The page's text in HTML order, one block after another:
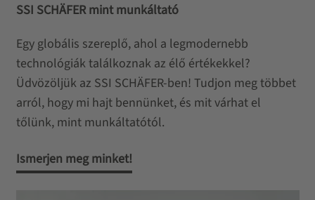
SSI SCHÄFER mint munkáltató
Egy globális szereplő, ahol a legmodernebb
technológiák találkoznak az élő értékekkel?
Üdvözöljük az SSI SCHÄFER-ben! Tudjon meg többet
arról, hogy mi hajt bennünket, és mit várhat el
tőlünk, mint munkáltatótól.
Ismerjen meg minket!